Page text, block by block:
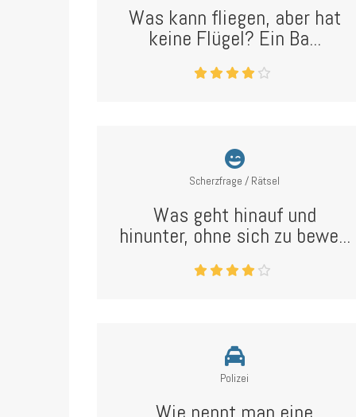
Was kann fliegen, aber hat
keine Flügel? Ein Ba...
Scherzfrage / Rätsel
Was geht hinauf und
hinunter, ohne sich zu bewe...
Polizei